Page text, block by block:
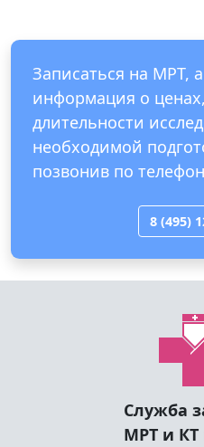
Записаться на МРТ,
информация о
длительности
необходимой
позвонив по
8 (495)
Служба
МРТ и КТ